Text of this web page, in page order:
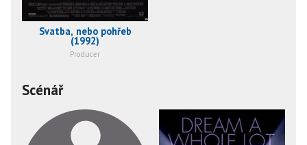
Svatba, nebo pohřeb
(1992)
Producer
Scénář